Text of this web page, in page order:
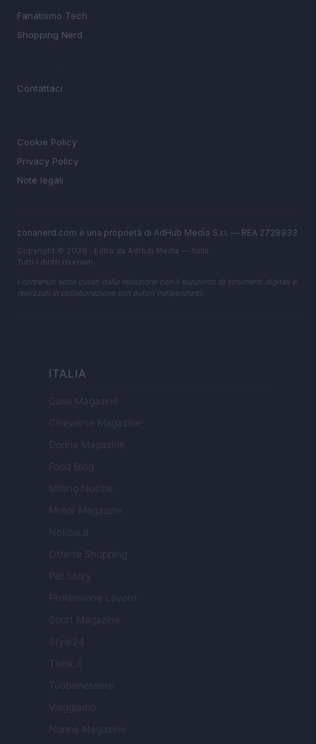
Fanatismo Tech
Shopping Nerd
Contattaci
Cookie Policy
Privacy Policy
Note legali
zonanerd.com è una proprietà di AdHub Media S.r.l. — REA 2729933
Copyright © 2026 · Edito da AdHub Media — Italia
Tutti i diritti riservati
I contenuti sono curati dalla redazione con il supporto di strumenti digitali e
realizzati in collaborazione con autori indipendenti.
ITALIA
Casa Magazine
Cineverse Magazine
Donne Magazine
Food Blog
Milano Notizie
Motor Magazine
Notizie.it
Offerte Shopping
Pet Story
Professione Lavoro
Sport Magazine
Style24
Think.it
Tuobenessere
Viaggiamo
Nonne Magazine